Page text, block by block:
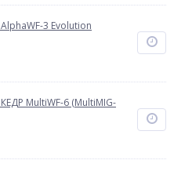
3 Evolution
MultiWF-6 (MultiMIG-